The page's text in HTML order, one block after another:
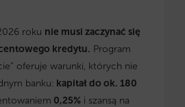
roku nie musi zaczynać się
kredytu. Program
oferuje warunki, których nie
banku: kapitał do ok. 180
0,25%i szansą na